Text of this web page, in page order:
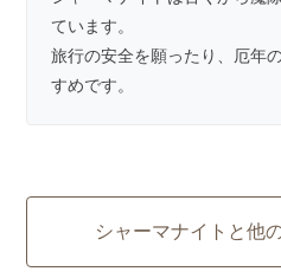
ています。
旅行の安全を願ったり、厄年
すめです。
シャーマナイトと他